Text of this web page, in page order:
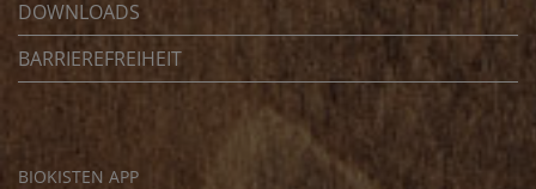
DOWNLOADS
BARRIEREFREIHEIT
BIOKISTEN APP